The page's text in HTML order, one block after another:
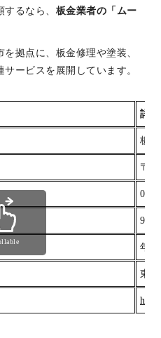
るなら、 板金業者の「ムー
拠点に、板金修理や塗装、
ービスを展開しています。
詳細
板
〒
9:00
年
東